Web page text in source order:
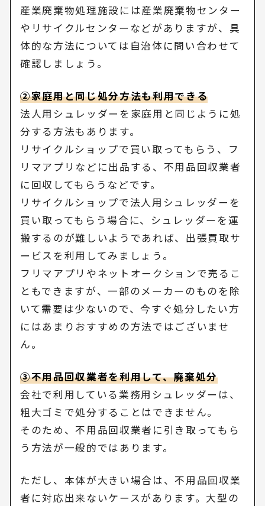
産業廃棄物処理施設には産業廃棄物センター
やリサイクルセンターなどがありますが、具
体的な方法については自治体に問い合わせて
確認しましょう。
②家庭用と同じ処分方法も利用できる
法人用シュレッダーを家庭用と同じように処
分する方法もあります。
リサイクルショップで買い取ってもらう、フ
リマアプリなどに出品する、不用品回収業者
に回収してもらうなどです。
リサイクルショップで法人用シュレッダーを
買い取ってもらう場合に、シュレッダーを運
搬するのが難しいようであれば、出張買取サ
ービスを利用してみましょう。
フリマアプリやネットオークションで売るこ
ともできますが、一部のメーカーのものを除
いて需要は少ないので、今すぐ処分したい方
にはあまりおすすめの方法ではございませ
ん。
③不用品回収業者を利用して、廃棄処分
会社で利用している業務用シュレッダーは、
粗大ゴミで処分することはできません。
そのため、不用品回収業者に引き取ってもら
う方法が一般的ではあります。
ただし、本体が大きい場合は、不用品回収業
者に対応出来ないケースがあります。大型の